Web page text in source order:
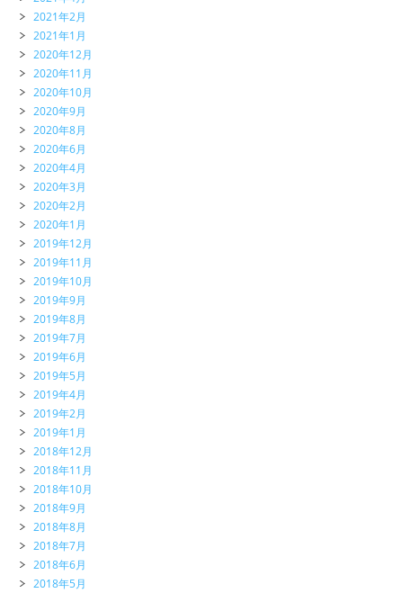
2021年2月
2021年1月
2020年12月
2020年11月
2020年10月
2020年9月
2020年8月
2020年6月
2020年4月
2020年3月
2020年2月
2020年1月
2019年12月
2019年11月
2019年10月
2019年9月
2019年8月
2019年7月
2019年6月
2019年5月
2019年4月
2019年2月
2019年1月
2018年12月
2018年11月
2018年10月
2018年9月
2018年8月
2018年7月
2018年6月
2018年5月